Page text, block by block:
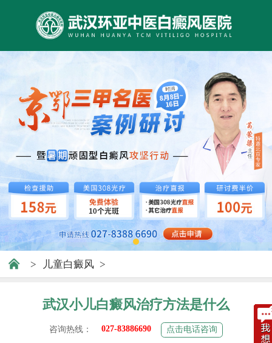
> 儿童白癜风 >
武汉小儿白癜风治疗方法是什么
咨询热线： 027-83886690 点击电话咨询